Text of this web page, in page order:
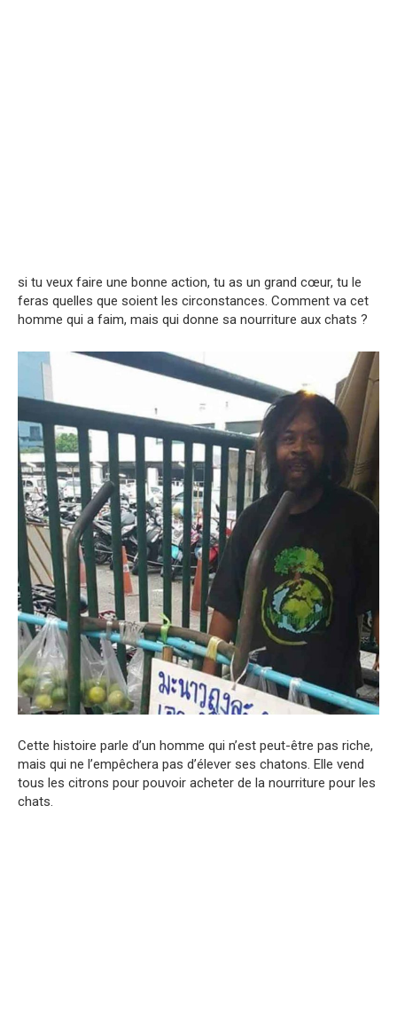
si tu veux faire une bonne action, tu as un grand cœur, tu le
feras quelles que soient les circonstances. Comment va cet
homme qui a faim, mais qui donne sa nourriture aux chats ?
Cette histoire parle d’un homme qui n’est peut-être pas riche,
mais qui ne l’empêchera pas d’élever ses chatons. Elle vend
tous les citrons pour pouvoir acheter de la nourriture pour les
chats.